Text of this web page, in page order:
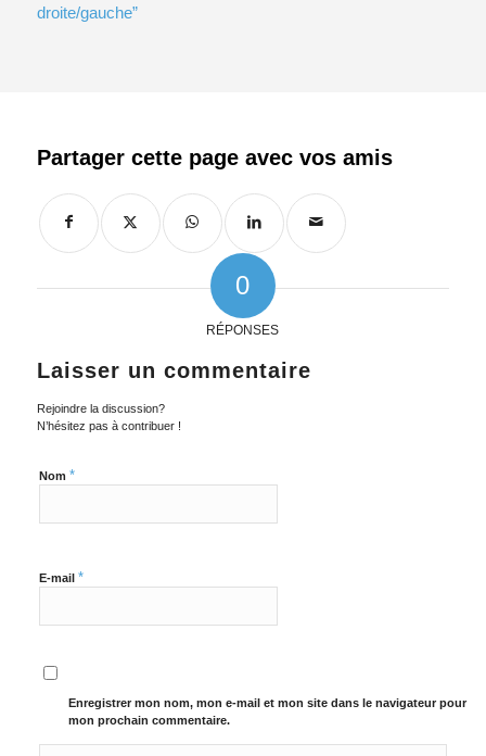
droite/gauche”
0
RÉPONSES
Laisser un commentaire
Rejoindre la discussion?
N’hésitez pas à contribuer !
Nom *
E-mail *
Enregistrer mon nom, mon e-mail et mon site dans le navigateur pour
mon prochain commentaire.